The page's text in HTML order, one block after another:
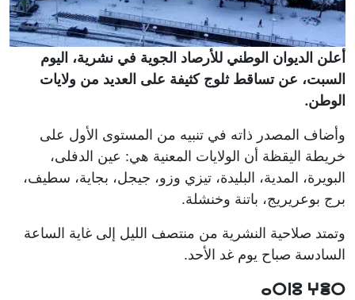
أعلن الديوان الوطني للأرصاد الجوية في نشرية، اليوم
السبت، عن تساقط ثلوج كثيفة على العديد من ولايات
الوطن.
وأضاف المصدر ذاته في تنبيه من المستوى الأول على
خريطة اليقظة أن الولايات المعنية هي: عين الدفلى،
البويرة، المدية، البليدة، تيزي وزو، جيجل، بجاية، سطيف،
برج بوعريريج، باتنة وخنشلة.
وتمتد صلاحية النشرية من منتصف الليل إلى غاية الساعة
السادسة صباح يوم غد الأحد.
ⴰⵔⵏⵓ ⵖⴻⵔ